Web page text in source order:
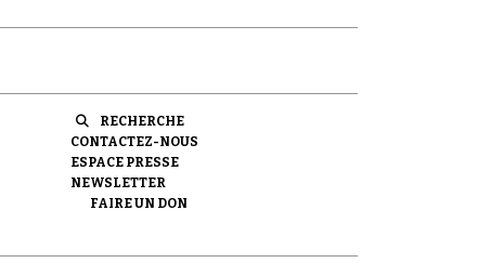
RECHERCHE
CONTACTEZ-NOUS
ESPACE PRESSE
NEWSLETTER
FAIRE UN DON